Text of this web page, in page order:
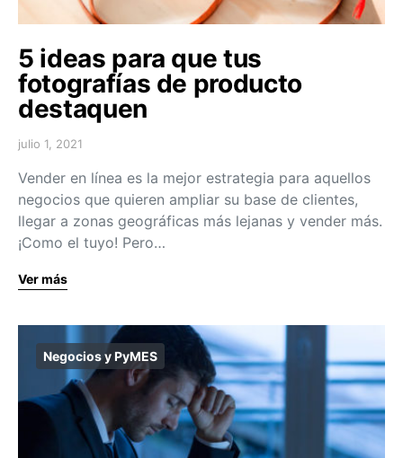
5 ideas para que tus
fotografías de producto
destaquen
julio 1, 2021
Vender en línea es la mejor estrategia para aquellos
negocios que quieren ampliar su base de clientes,
llegar a zonas geográficas más lejanas y vender más.
¡Como el tuyo! Pero…
Ver más
Negocios y PyMES